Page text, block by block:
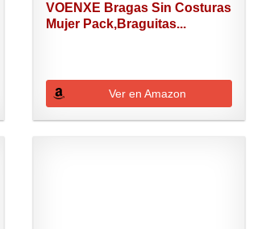
VOENXE Bragas Sin Costuras
Mujer Pack,Braguitas...
Ver en Amazon